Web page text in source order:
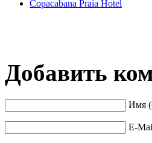
Copacabana Praia Hotel
Добавить
Имя
E-